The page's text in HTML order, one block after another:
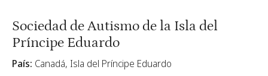
Sociedad de Autismo de la Isla del
Príncipe Eduardo
País: Canadá, Isla del Príncipe Eduardo